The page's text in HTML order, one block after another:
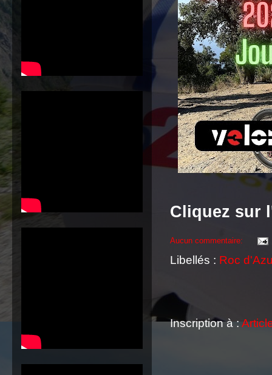
Cliquez sur
Aucun commentaire:
Libellés : Roc
Inscription à :